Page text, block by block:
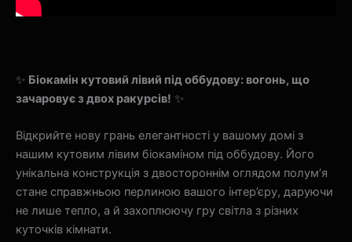
✨ Біокамін кутовий лівий під оббудову: вогонь, що
зачаровує з двох ракурсів! ✨
Відкрийте нову грань елегантності у вашому домі з
нашим кутовим лівим біокаміном під оббудову. Його
унікальна конструкція з двостороннім оглядом полум’я
стане справжньою перлиною вашого інтер’єру, даруючи
не лише тепло, а й захоплюючу гру світла з різних
куточків кімнати.